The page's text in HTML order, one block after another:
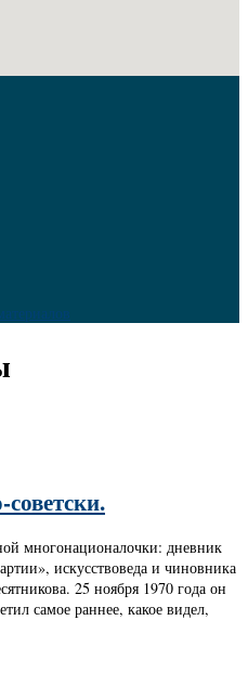
многонационалочки: дневник
искусствоведа и чиновника
25 ноября 1970 года он
самое раннее, какое видел,